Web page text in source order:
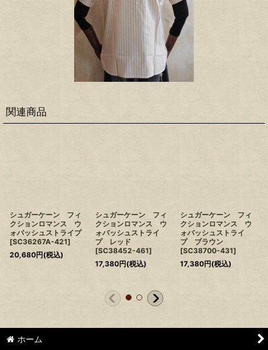
関連商品
シュガーケーン フィ
クションロマンス ウ
ォバッシュストライプ
[SC36267A-421]
20,680円(税込)
シュガーケーン フィ
クションロマンス ウ
ォバッシュストライ
プ レッド
[SC38452-461]
17,380円(税込)
シュガーケーン フィ
クションロマンス ウ
ォバッシュストライ
プ ブラウン
[SC38700-431]
17,380円(税込)
ホーム